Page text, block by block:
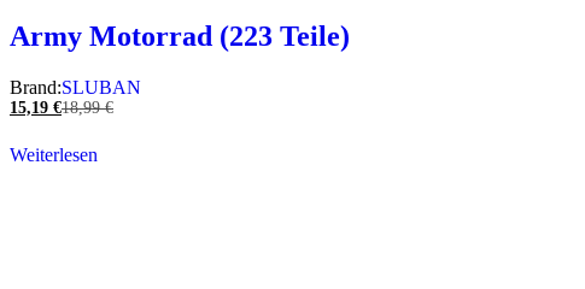
Army Motorrad (223 Teile)
Brand:SLUBAN
15,19 €18,99€
Weiterlesen